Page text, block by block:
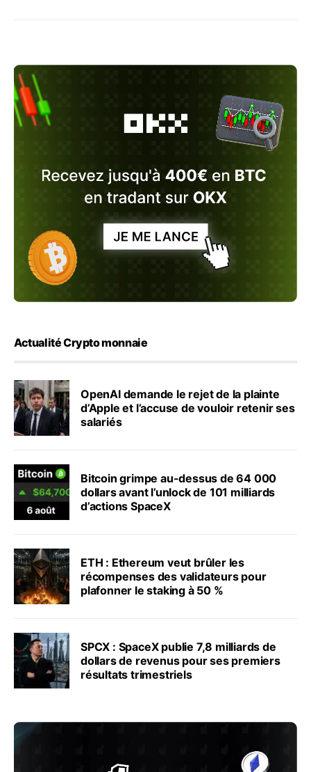
Actualité Crypto monnaie
OpenAI demande le rejet de la plainte
d’Apple et l’accuse de vouloir retenir ses
salariés
Bitcoin grimpe au-dessus de 64 000
dollars avant l’unlock de 101 milliards
d’actions SpaceX
ETH : Ethereum veut brûler les
récompenses des validateurs pour
plafonner le staking à 50 %
SPCX : SpaceX publie 7,8 milliards de
dollars de revenus pour ses premiers
résultats trimestriels